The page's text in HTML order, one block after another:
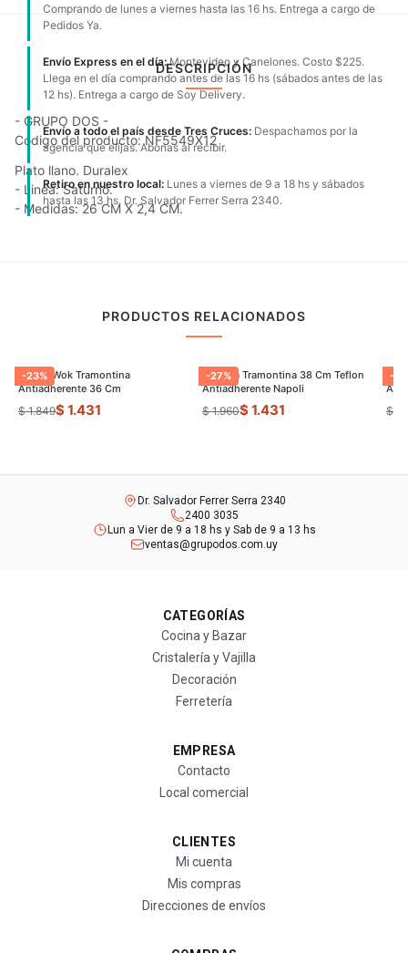
Comprando de lunes a viernes hasta las 16 hs. Entrega a cargo de
Pedidos Ya.
Envío Express en el día:Montevideo y Canelones. Costo $225.
Llega en el día comprando antes de las 16 hs (sábados antes de las
12 hs). Entrega a cargo de Soy Delivery.
Envío a todo el país desde Tres Cruces: Despachamos por la
agencia que elijas. Abonas al recibir.
Retiro en nuestro local: Lunes a viernes de 9 a 18 hs y sábados
hasta las 13 hs. Dr. Salvador Ferrer Serra 2340.
DESCRIPCIÓN
- GRUPO DOS -
Código del producto: NF5549X12
Plato llano. Duralex
- Linea: Saturno.
- Medidas: 26 CM X 2,4 CM.
PRODUCTOS RELACIONADOS
-23%
Sarten Wok Tramontina
Antiadherente 36 Cm
$ 1.849$ 1.431
-27%
Paellera Tramontina 38 Cm Teflon
Antiadherente Napoli
$ 1.960$ 1.431
-
$
Dr. Salvador Ferrer Serra 2340
2400 3035
Lun a Vier de 9 a 18 hs y Sab de 9 a 13 hs
ventas@grupodos.com.uy
CATEGORÍAS
Cocina y Bazar
Cristalería y Vajilla
Decoración
Ferretería
EMPRESA
Contacto
Local comercial
CLIENTES
Mi cuenta
Mis compras
Direcciones de envíos